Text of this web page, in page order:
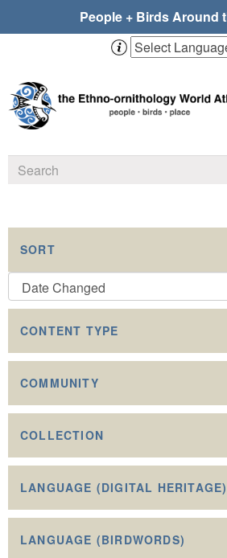
People + Birds Around
SORT
CONTENT TYPE
COMMUNITY
COLLECTION
LANGUAGE (DIGITAL HERITAGE)
LANGUAGE (BIRDWORDS)